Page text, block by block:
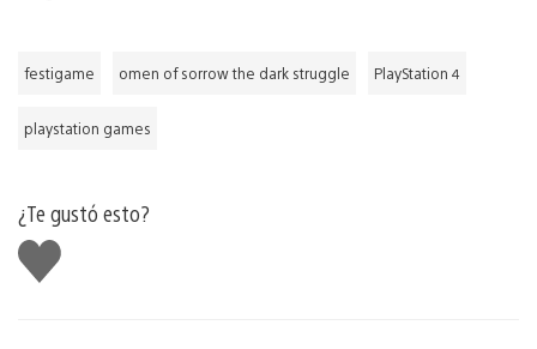
festigame omen of sorrow the dark struggle PlayStation 4
playstation games
¿Te gustó esto?
Me
gusta